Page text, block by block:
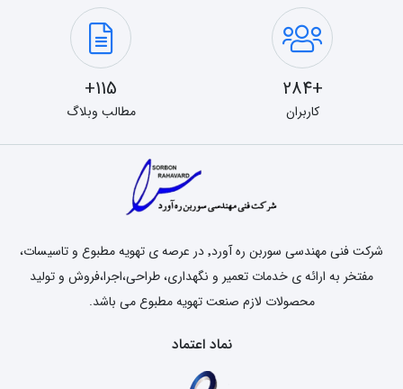
+284
کاربران
115+
مطالب وبلاگ
شرکت فنی مهندسی سوربن ره آورد٬ در عرصه ی تهویه مطبوع و تاسیسات،
مفتخر به ارائه ی خدمات تعمیر و نگهداری، طراحی،اجرا،فروش و تولید
محصولات لازم صنعت تهویه مطبوع می باشد.
نماد اعتماد